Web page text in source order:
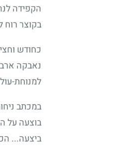
הקפידה
בקוצר רוח
כחודש
נאבקה
למנוחת-
במכתב
בוצעה על
ביצעה...